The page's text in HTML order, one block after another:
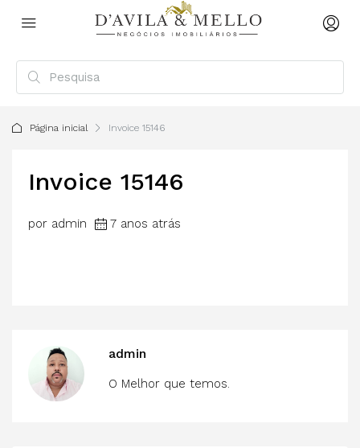
Página inicial Invoice 15146
Invoice 15146
por admin 7 anos atrás
admin
O Melhor que temos.